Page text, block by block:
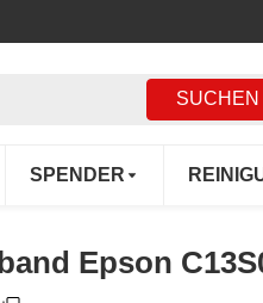
SUCHEN
SPENDER
Epson